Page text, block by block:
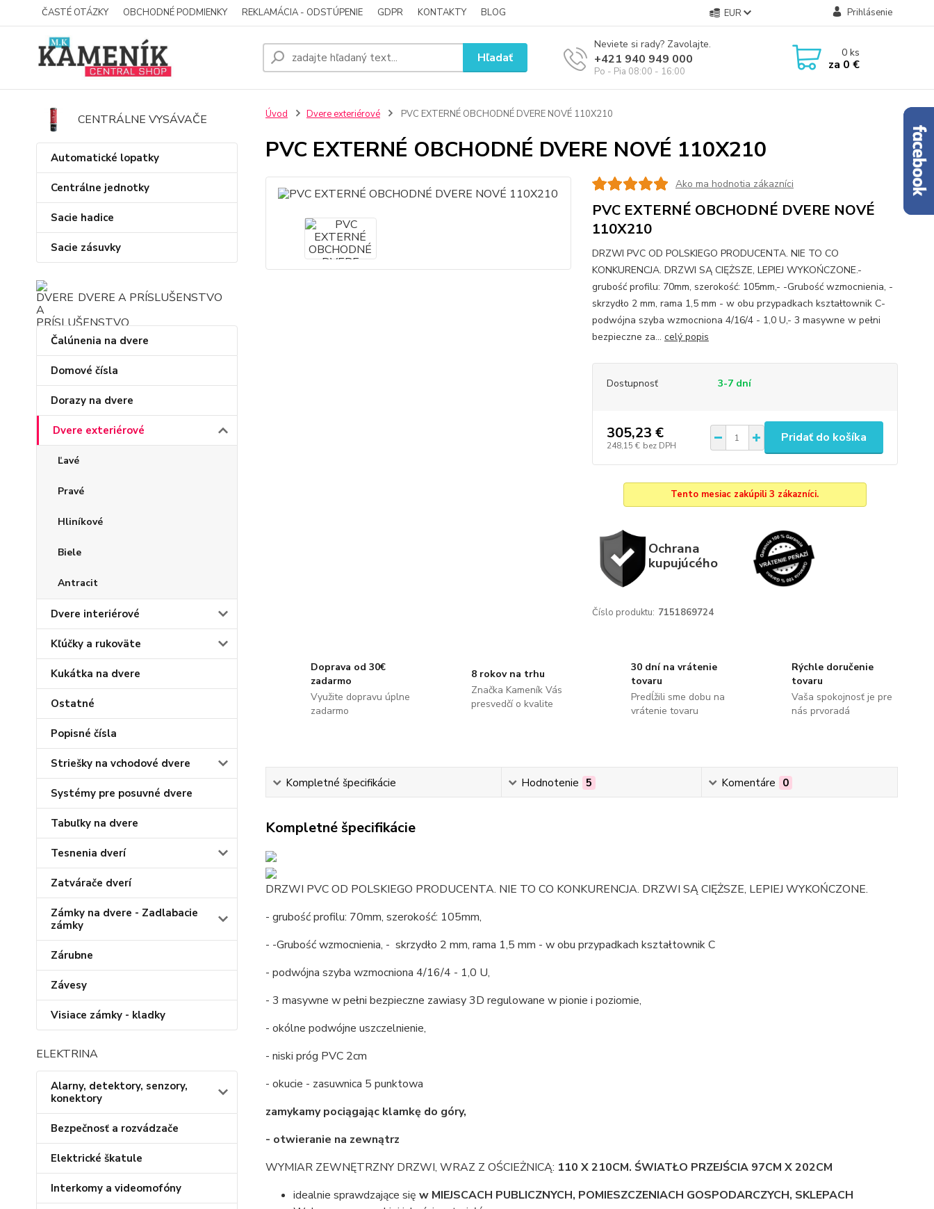
ČASTÉ OTÁZKY OBCHODNÉ PODMIENKY REKLAMÁCIA - ODSTÚPENIE GDPR KONTAKTY BLOG EUR Prihlásenie
Hľadať
Neviete si rady? Zavolajte.
+421 940 949 000
Po - Pia 08:00 - 16:00
0ks
za 0 €
CENTRÁLNE VYSÁVAČE
Automatické lopatky
Centrálne jednotky
Sacie hadice
Sacie zásuvky
DVERE A PRÍSLUŠENSTVO
Čalúnenia na dvere
Domové čísla
Dorazy na dvere
Dvere exteriérové
Ľavé
Pravé
Hliníkové
Biele
Antracit
Dvere interiérové
Kľúčky a rukoväte
Kukátka na dvere
Ostatné
Popisné čísla
Striešky na vchodové dvere
Systémy pre posuvné dvere
Tabuľky na dvere
Tesnenia dverí
Zatvárače dverí
Zámky na dvere - Zadlabacie
zámky
Zárubne
Závesy
Visiace zámky - kladky
ELEKTRINA
Alarny, detektory, senzory,
konektory
Bezpečnosť a rozvádzače
Elektrické škatule
Interkomy a videomofóny
Úvod Dvere exteriérové PVC EXTERNÉ OBCHODNÉ DVERE NOVÉ 110X210
PVC EXTERNÉ OBCHODNÉ DVERE NOVÉ 110X210
Ako ma hodnotia zákazníci
PVC EXTERNÉ OBCHODNÉ DVERE NOVÉ
110X210
DRZWI PVC OD POLSKIEGO PRODUCENTA. NIE TO CO
KONKURENCJA. DRZWI SĄ CIĘŻSZE, LEPIEJ WYKOŃCZONE.-
grubość profilu: 70mm, szerokość: 105mm,- -Grubość wzmocnienia, -
skrzydło 2 mm, rama 1,5 mm - w obu przypadkach kształtownik C-
podwójna szyba wzmocniona 4/16/4 - 1,0 U,- 3 masywne w pełni
bezpieczne za... celý popis
Dostupnosť 3-7 dní
305,23 €
248,15 € bez DPH
Pridať do košíka
Tento mesiac zakúpili 3 zákazníci.
Ochrana
kupujúcého
Číslo produktu: 7151869724
Doprava od 30€
zadarmo
Využite dopravu úplne
zadarmo
8 rokov na trhu
Značka Kameník Vás
presvedčí o kvalite
30 dní na vrátenie
tovaru
Predĺžili sme dobu na
vrátenie tovaru
Rýchle doručenie
tovaru
Vaša spokojnosť je pre
nás prvoradá
Kompletné špecifikácie Hodnotenie 5 Komentáre 0
Kompletné špecifikácie
DRZWI PVC OD POLSKIEGO PRODUCENTA. NIE TO CO KONKURENCJA. DRZWI SĄ CIĘŻSZE, LEPIEJ WYKOŃCZONE.
- grubość profilu: 70mm, szerokość: 105mm,
- -Grubość wzmocnienia, - skrzydło 2 mm, rama 1,5 mm - w obu przypadkach kształtownik C
- podwójna szyba wzmocniona 4/16/4 - 1,0 U,
- 3 masywne w pełni bezpieczne zawiasy 3D regulowane w pionie i poziomie,
- okólne podwójne uszczelnienie,
- niski próg PVC 2cm
- okucie - zasuwnica 5 punktowa
zamykamy pociągając klamkę do góry,
- otwieranie na zewnątrz
WYMIAR ZEWNĘTRZNY DRZWI, WRAZ Z OŚCIEŻNICĄ: 110 X 210CM. ŚWIATŁO PRZEJŚCIA 97CM X 202CM
idealnie sprawdzające się w MIEJSCACH PUBLICZNYCH, POMIESZCZENIACH GOSPODARCZYCH, SKLEPACH